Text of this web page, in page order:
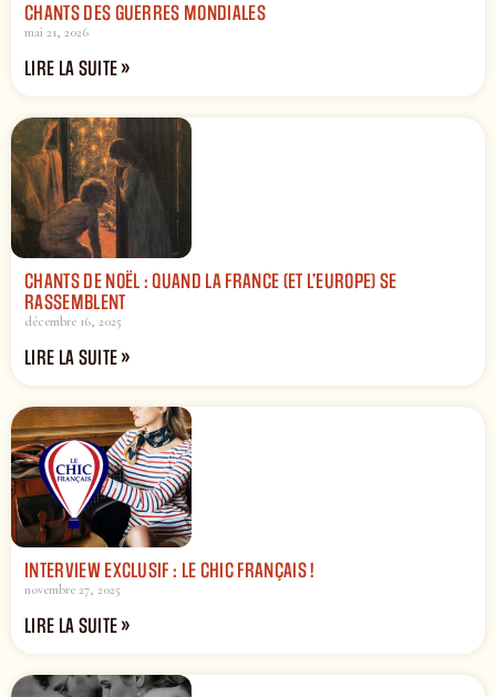
CHANTS DES GUERRES MONDIALES
mai 21, 2026
LIRE LA SUITE »
CHANTS DE NOËL : QUAND LA FRANCE (ET L’EUROPE) SE
RASSEMBLENT
décembre 16, 2025
LIRE LA SUITE »
INTERVIEW EXCLUSIF : LE CHIC FRANÇAIS !
novembre 27, 2025
LIRE LA SUITE »